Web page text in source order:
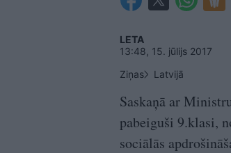
LETA
13:48, 15. jūlijs 2017
Ziņas
Latvijā
Saskaņā ar
pabeiguši 9.klasi,
sociālās